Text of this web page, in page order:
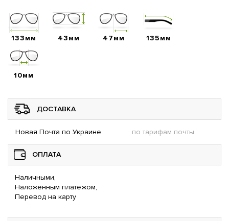
133мм 43мм 47мм 135мм
10мм
ДОСТАВКА
Новая Почта по Украине по тарифам почты
ОПЛАТА
Наличными,
Наложенным платежом,
Перевод на карту